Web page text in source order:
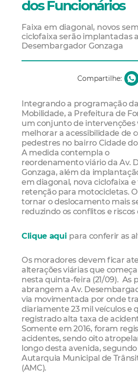
dos Funcionários
Faixa em diagonal, novos
ciclofaixa serão implantadas
Desembargador Gonzaga
Compartilhe:
Integrando a programação
Mobilidade, a Prefeitura de
um conjunto de intervenções
melhorar a acessibilidade de
pedestres no bairro Cidade
A medida contempla o
reordenamento viário da Av.
Gonzaga, além da
em diagonal, nova ciclofaixa e
retenção para motocicletas.
tornar o deslocamento mais
reduzindo os conflitos e
Clique aqui para conferir as
Os moradores devem ficar
alterações viárias que
nesta quinta-feira (21/09). As
abrangem a Av.
via movimentada por onde
diariamente 23 mil veículos e
registrado alta taxa de
Somente em 2016, foram
acidentes, sendo oito
longo desta avenida,
Autarquia Municipal de
(AMC).